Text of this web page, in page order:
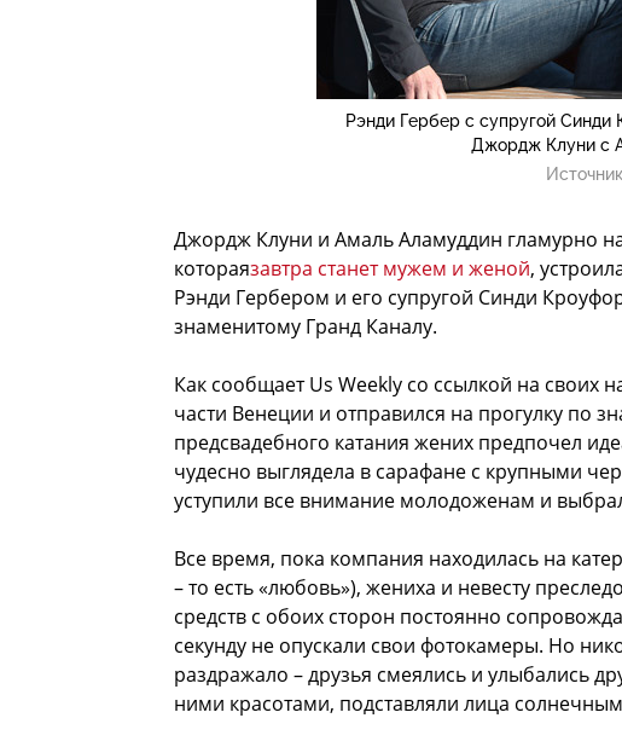
Рэнди Гербер с супругой
Джордж Клуни с
Джордж Клуни и Амаль Аламуддин гламурно
котораязавтра станет мужем и женой,
Рэнди Гербером и его супругой Синди
знаменитому Гранд Каналу.
Как сообщает Us Weekly со ссылкой на своих
части Венеции и отправился на прогулку по
предсвадебного катания жених предпочел
чудесно выглядела в сарафане с крупными
уступили все внимание молодоженам и
Все время, пока компания находилась на
– то есть «любовь»), жениха и невесту
средств с обоих сторон постоянно
секунду не опускали свои фотокамеры. Но
раздражало – друзья смеялись и улыбались
ними красотами, подставляли лица